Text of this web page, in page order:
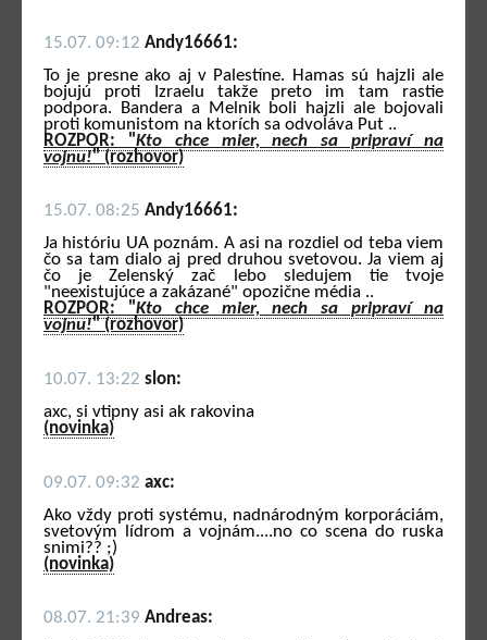
15.07. 09:12 Andy16661:
To je presne ako aj v Palestíne. Hamas sú hajzli ale
bojujú proti Izraelu takže preto im tam rastie
podpora. Bandera a Melnik boli hajzli ale bojovali
proti komunistom na ktorích sa odvoláva Put ..
ROZPOR: "Kto chce mier, nech sa pripraví na
vojnu!" (rozhovor)
15.07. 08:25 Andy16661:
Ja históriu UA poznám. A asi na rozdiel od teba viem
čo sa tam dialo aj pred druhou svetovou. Ja viem aj
čo je Zelenský zač lebo sledujem tie tvoje
"neexistujúce a zakázané" opozične média ..
ROZPOR: "Kto chce mier, nech sa pripraví na
vojnu!" (rozhovor)
10.07. 13:22 slon:
axc, si vtipny asi ak rakovina
(novinka)
09.07. 09:32 axc:
Ako vždy proti systému, nadnárodným korporáciám,
svetovým lídrom a vojnám....no co scena do ruska
snimi?? ;)
(novinka)
08.07. 21:39 Andreas: